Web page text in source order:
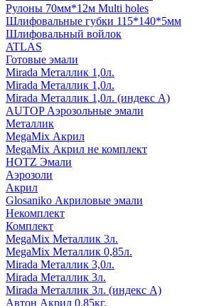
Рулоны 70мм*12м Multi holes
Шлифовальные губки 115*140*5мм
Шлифовальный войлок
ATLAS
Готовые эмали
Mirada Металлик 1,0л.
Mirada Металлик 1,0л.
Mirada Металлик 1,0л. (индекс А)
AUTOP Аэрозольные эмали
Металлик
MegaMix Акрил
MegaMix Акрил не комплект
HOTZ Эмали
Аэрозоли
Акрил
Glosaniko Акриловые эмали
Некомплект
Комплект
MegaMix Металлик 3л.
MegaMix Металлик 0,85л.
Mirada Металлик 3,0л.
Mirada Металлик 3л.
Mirada Металлик 3л. (индекс А)
Автон Акрил 0,85кг.